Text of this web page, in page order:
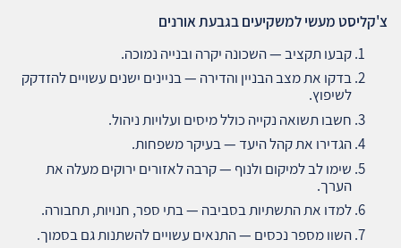
צ'קליסט מעשי למשקיעים בגבעת אורנים
קבעו תקציב — השכונה יקרה ובנייה נמוכה.
בדקו את מצב הבניין והדירה — בניינים ישנים עשויים להזדקק
לשיפוץ.
חשבו תשואה נקייה כולל מיסים ועלויות ניהול.
הגדירו את קהל היעד — בעיקר משפחות.
שימו לב למיקום ולנוף — קרבה לאזורים ירוקים מעלה את
הערך.
למדו את התשתיות בסביבה — בתי ספר, חנויות, תחבורה.
השוו מספר נכסים — התנאים עשויים להשתנות גם בסמוך.